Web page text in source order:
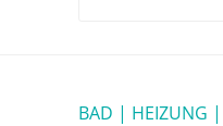
BAD | HEIZUNG |